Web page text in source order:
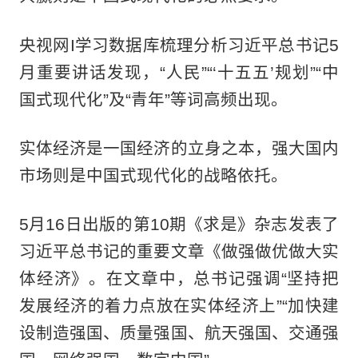
央视网I学习数据库梳理分析习近平总书记5
月重要讲话发现，“人民”“‘十五五’规划”“中
国式现代化”及“青年”等词高频出现。
实体经济是一国经济的立身之本，强大国内
市场则是中国式现代化的战略依托。
5月16日出版的第10期《求是》杂志发表了
习近平总书记的重要文章《做强做优做大实
体经济》。在文章中，总书记强调“坚持把
发展经济的着力点放在实体经济上”“加快建
设制造强国、质量强国、航天强国、交通强